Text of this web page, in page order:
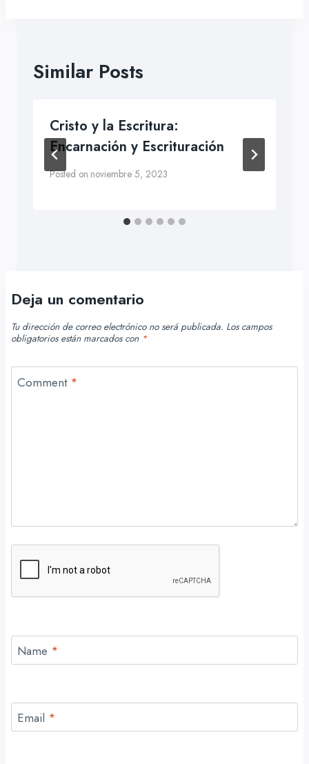
Similar Posts
Cristo y la Escritura:
Encarnación y Escrituración
Posted on noviembre 5, 2023
Deja un comentario
Tu dirección de correo electrónico no será publicada. Los campos
obligatorios están marcados con *
Comment *
Name *
Email *